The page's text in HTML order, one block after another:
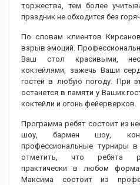
торжества, тем более
праздник не обходится без
По словам клиентов
взрыв эмоций.
Ваш стол красивыми,
коктейлями, зажечь Ваши
гостей в любую погоду. При
останется в памяти у Ваших
коктейли и огонь фейерверков.
Программа ребят состоит из
шоу, бармен шоу,
профессиональные турниры
отметить, что ребята
практически в любом
Максима состоит из